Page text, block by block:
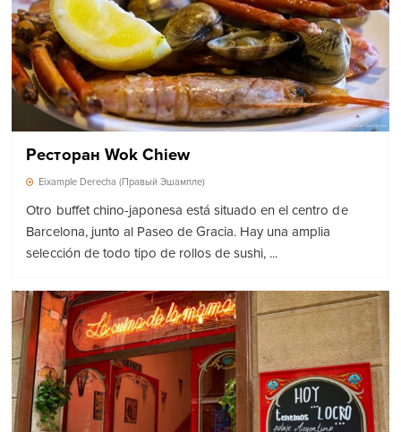
Ресторан Wok Chiew
Eixample Derecha (Правый Эшампле)
Otro buffet chino-japonesa está situado en el centro de
Barcelona, ​​junto al Paseo de Gracia. Hay una amplia
selección de todo tipo de rollos de sushi, ...